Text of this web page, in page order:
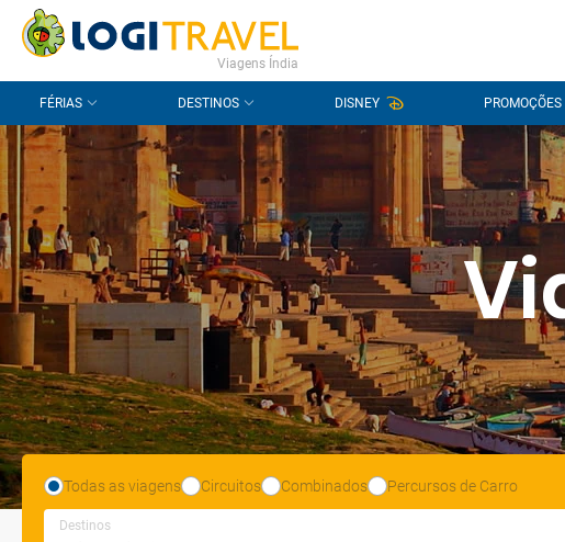
CONTACTO PERGUNTAS FREQUENTES
Viagens Índia
FÉRIAS DESTINOS DISNEY PROMOÇÕES
Todas as viagens Circuitos Combinados Percursos de Carro
Destinos